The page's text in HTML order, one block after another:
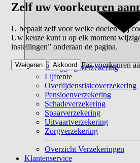
Beleggingsverzekering
Lijfrente
Overlijdensrisicoverzekering
Pensioenverzekering
Schadeverzekering
Spaarverzekering
Uitvaartverzekering
Zorgverzekering
Overzicht Verzekeringen
Klantenservice
Zelf uw voorkeuren
U bepaalt zelf voor welke doelen wij
Uw keuze kunt u op elk moment
instellingen” onderaan de pagina.
Pas voorkeuren
Weigeren Akkoord